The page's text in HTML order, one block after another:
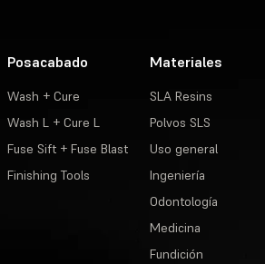
Posacabado
Wash + Cure
Wash L + Cure L
Fuse Sift + Fuse Blast
Finishing Tools
Materiales
SLA Resins
Polvos SLS
Uso general
Ingeniería
Odontología
Medicina
Fundición